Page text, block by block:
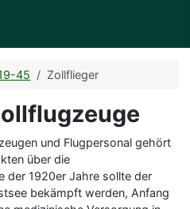
45 Zollflieger
und Flugpersonal gehört
über die
der 1920er Jahre sollte der
bekämpft werden, Anfang